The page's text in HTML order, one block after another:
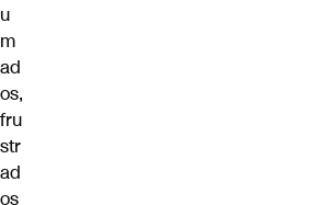
u
m
ad
os,
fru
str
ad
os